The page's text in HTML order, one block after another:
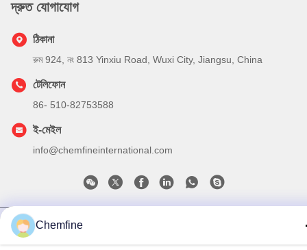
দ্রুত যোগাযোগ
ঠিকানা
রুম 924, নং 813 Yinxiu Road, Wuxi City, Jiangsu, China
টেলিফোন
86- 510-82753588
ই-মেইল
info@chemfineinternational.com
গোপনীয়তা নীতি|
কপিরাইট © 2022-2026 Chemfine International Co., Ltd. সমস্ত অধিকার
Chemfine